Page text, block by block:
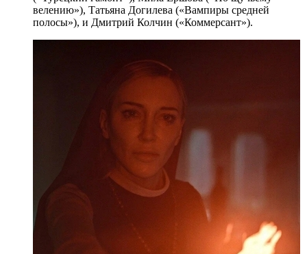
велению»), Татьяна Догилева («Вампиры средней
полосы»), и Дмитрий Колчин («Коммерсант»).